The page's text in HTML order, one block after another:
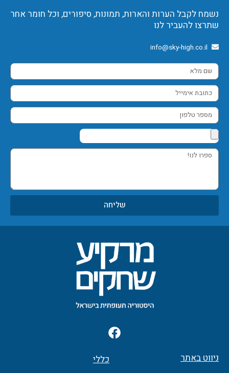
נשמח לקבל הערות והארות, תמונות, סיפורים, וכל חומר אחר
שתרצו להעביר לנו
info@sky-high.co.il
שם
מלא
כתובת
אימייל
מספר
טלפון
ספרו
שליחה
F
a
ניווט באתר כללי